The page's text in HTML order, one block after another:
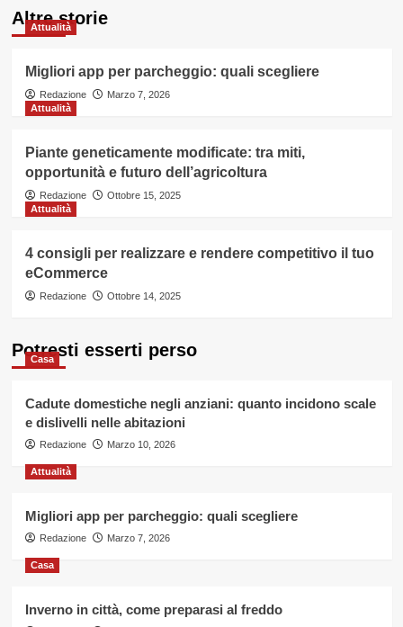
Altre storie
Attualità
Migliori app per parcheggio: quali scegliere
Redazione
Marzo 7, 2026
Attualità
Piante geneticamente modificate: tra miti,
opportunità e futuro dell’agricoltura
Redazione
Ottobre 15, 2025
Attualità
4 consigli per realizzare e rendere competitivo il tuo
eCommerce
Redazione Ottobre 14, 2025
Potresti esserti perso
Casa
Cadute domestiche negli anziani: quanto incidono scale
e dislivelli nelle abitazioni
Redazione Marzo 10, 2026
Attualità
Migliori app per parcheggio: quali scegliere
Redazione Marzo 7, 2026
Casa
Inverno in città, come preparasi al freddo